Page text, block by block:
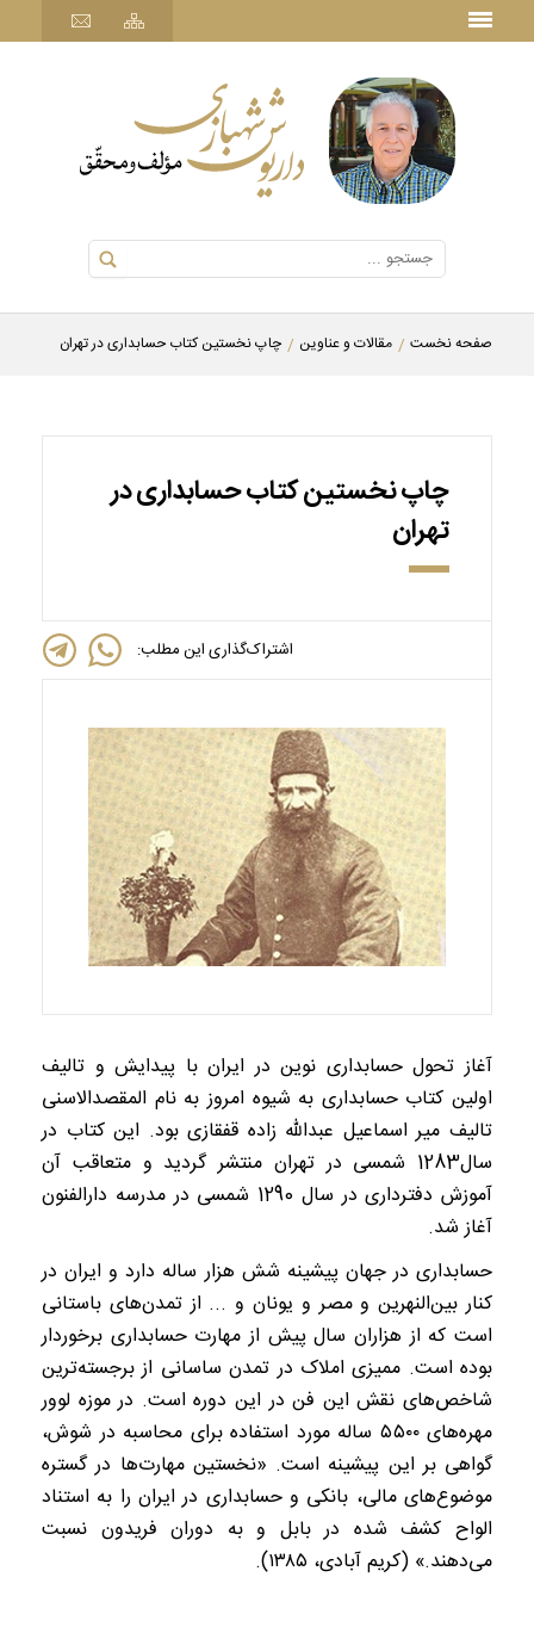
صفحه نخست مقالات و عناوین چاپ نخستین کتاب حسابداری در تهران
چاپ نخستین کتاب حسابداری در
تهران
اشتراک‌گذاری این مطلب:
آغاز تحول حسابداری نوین در ایران با پیدایش و تالیف
اولین کتاب حسابداری به‏ شیوه امروز به نام المقصد‌الاسنی
تالیف‏ میر اسماعیل عبدالله ‏زاده قفقازی بود. این‏ کتاب در
سال1283 شمسی در تهران منتشر گردید و متعاقب آن
آموزش دفترداری در سال‏ 1290 شمسی در مدرسه دارالفنون
آغاز شد.
حسابداری در جهان پیشینه شش هزار ساله دارد و ایران در
کنار بین‌النهرین و مصر و یونان و ... از تمدن‌های باستانی
است که از هزاران سال پیش از مهارت حسابداری برخوردار
بوده است. ممیزی املاک در تمدن ساسانی از برجسته‌ترین
شاخص‌های نقش این فن در این دوره است. در موزه لوور
مهره‌های ۵۵۰۰ ساله مورد استفاده برای محاسبه در شوش،
گواهی بر این پیشینه است. «نخستین مهارت‌ها در گستره
موضوع‌های مالی، بانکی و حسابداری در ایران را به استناد
الواح کشف ‌‌شده در بابل و به دوران فریدون نسبت
می‌‌‌دهند.» (کریم آبادی، ۱۳۸۵).